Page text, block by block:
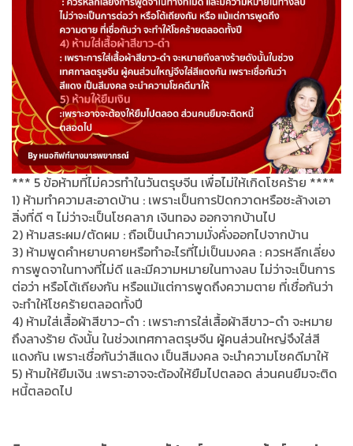
*** 5 ข้อห้ามที่ไม่ควรทำในวันตรุษจีน เพื่อไม่ให้เกิดโชคร้าย ****
1) ห้ามทำความสะอาดบ้าน : เพราะเป็นการปัดกวาดหรือชะล้างเอา
สิ่งที่ดี ๆ ไม่ว่าจะเป็นโชคลาภ เงินทอง ออกจากบ้านไป
2) ห้ามสระผม/ตัดผม : ถือเป็นนำความมั่งคั่งออกไปจากบ้าน
3) ห้ามพูดคำหยาบคายหรือทำอะไรที่ไม่เป็นมงคล : ควรหลีกเลี่ยง
การพูดจาในทางที่ไม่ดี และมีความหมายในทางลบ ไม่ว่าจะเป็นการ
ต่อว่า หรือโต้เถียงกัน หรือแม้แต่การพูดถึงความตาย ที่เชื่อกันว่า
จะทำให้โชคร้ายตลอดทั้งปี
4) ห้ามใส่เสื้อผ้าสีขาว-ดำ : เพราะการใส่เสื้อผ้าสีขาว-ดำ จะหมาย
ถึงลางร้าย ดังนั้น ในช่วงเทศกาลตรุษจีน ผู้คนส่วนใหญ่จึงใส่สี
แดงกัน เพราะเชื่อกันว่าสีแดง เป็นสีมงคล จะนำความโชคดีมาให้
5) ห้ามให้ยืมเงิน :เพราะอาจจะต้องให้ยืมไปตลอด ส่วนคนยืมจะติด
หนี้ตลอดไป